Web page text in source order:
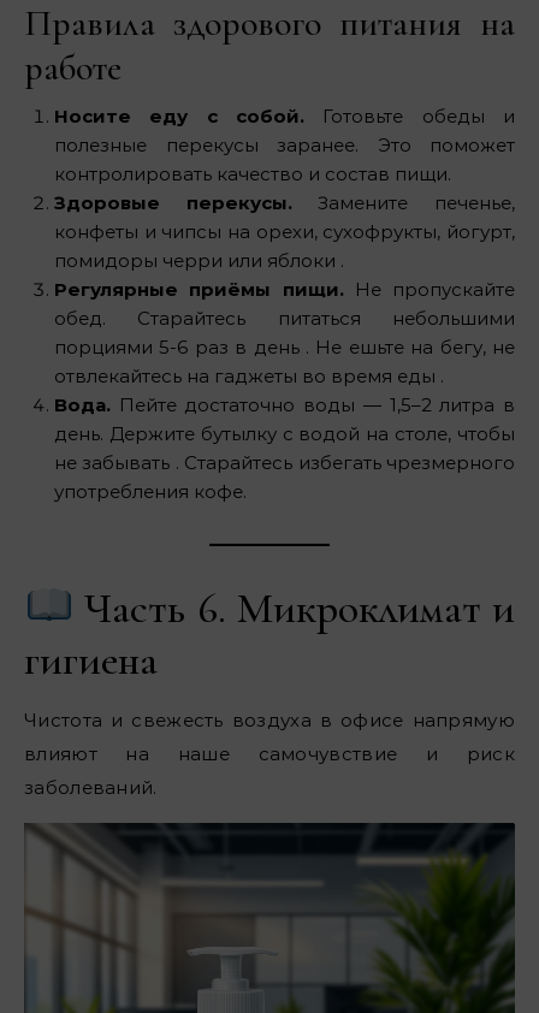
Правила здорового питания на
работе
Носите еду с собой. Готовьте обеды и
полезные перекусы заранее. Это поможет
контролировать качество и состав пищи.
Здоровые перекусы.Замените печенье,
конфеты и чипсы на орехи, сухофрукты, йогурт,
помидоры черри или яблоки .
Регулярные приёмы пищи.Не пропускайте
обед. Старайтесь питаться небольшими
порциями 5-6 раз в день . Не ешьте на бегу, не
отвлекайтесь на гаджеты во время еды .
Вода. Пейте достаточно воды — 1,5–2 литра в
день. Держите бутылку с водой на столе, чтобы
не забывать . Старайтесь избегать чрезмерного
употребления кофе.
Часть 6. Микроклимат и
гигиена
Чистота и свежесть воздуха в офисе напрямую
влияют на наше самочувствие и риск
заболеваний.